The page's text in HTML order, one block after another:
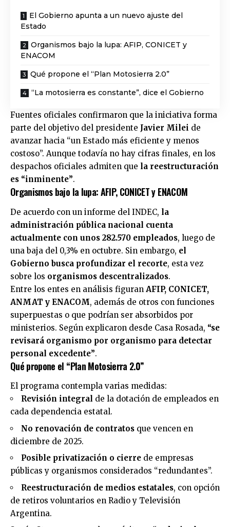
El Gobierno apunta a un nuevo ajuste del
Estado
Organismos bajo la lupa: AFIP, CONICET y
ENACOM
Qué propone el “Plan Motosierra 2.0”
“La motosierra es constante”, dice el Gobierno
Fuentes oficiales confirmaron que la iniciativa forma
parte del objetivo del presidente Javier Milei de
avanzar hacia “un Estado más eficiente y menos
costoso”. Aunque todavía no hay cifras finales, en los
despachos oficiales admiten que la reestructuración
es “inminente”.
Organismos bajo la lupa: AFIP, CONICET y ENACOM
De acuerdo con un informe del INDEC, la
administración pública nacional cuenta
actualmente con unos 282.570 empleados, luego de
una baja del 0,3% en octubre. Sin embargo, el
Gobierno busca profundizar el recorte, esta vez
sobre los organismos descentralizados.
Entre los entes en análisis figuran AFIP, CONICET,
ANMAT y ENACOM, además de otros con funciones
superpuestas o que podrían ser absorbidos por
ministerios. Según explicaron desde Casa Rosada, “se
revisará organismo por organismo para detectar
personal excedente”.
Qué propone el “Plan Motosierra 2.0”
El programa contempla varias medidas:
Revisión integral de la dotación de empleados en
cada dependencia estatal.
No renovación de contratos que vencen en
diciembre de 2025.
Posible privatización o cierre de empresas
públicas y organismos considerados “redundantes”.
Reestructuración de medios estatales, con opción
de retiros voluntarios en Radio y Televisión
Argentina.